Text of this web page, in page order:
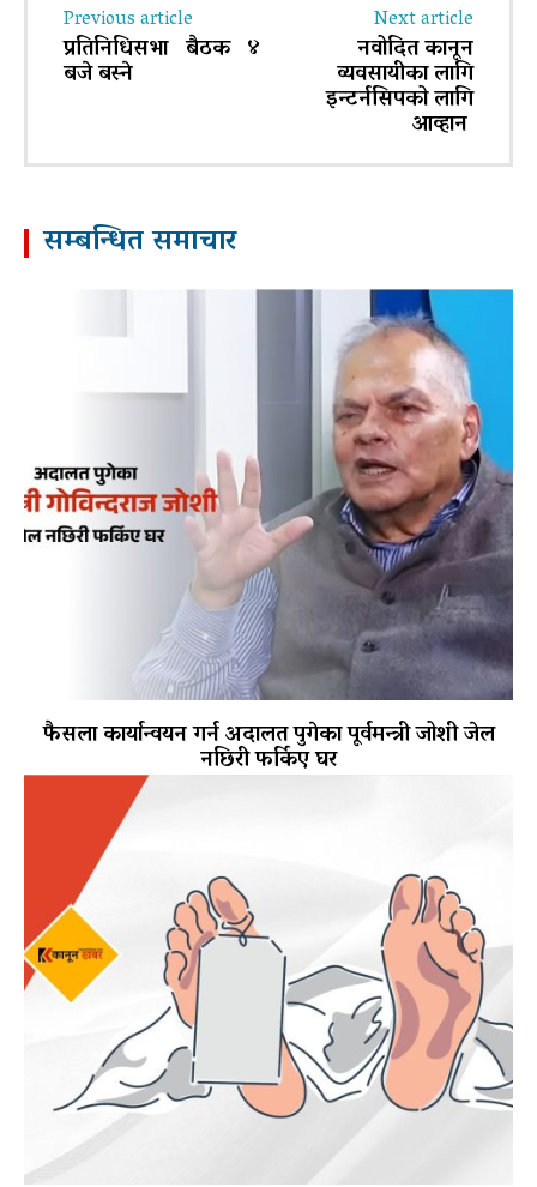
Previous article
प्रतिनिधिसभा बैठक ४
बजे बस्ने
Next article
नवोदित कानून
व्यवसायीका लागि
इन्टर्नसिपको लागि
आव्हान
सम्बन्धित समाचार
फैसला कार्यान्वयन गर्न अदालत पुगेका पूर्वमन्त्री जोशी जेल
नछिरी फर्किए घर